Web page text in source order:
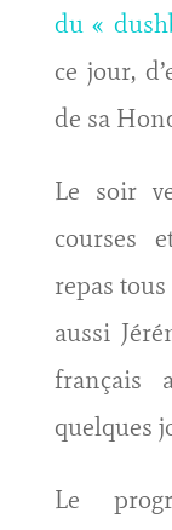
du «
ce jour,
de sa
Le soir
courses
repas
aussi
français
quelques
Le